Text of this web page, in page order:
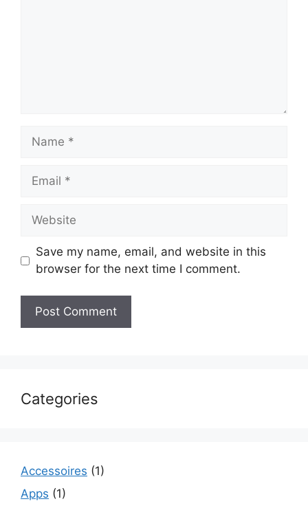
Name
Email
Website
Save my name, email, and website in this
browser for the next time I comment.
Categories
Accessoires (1)
Apps (1)